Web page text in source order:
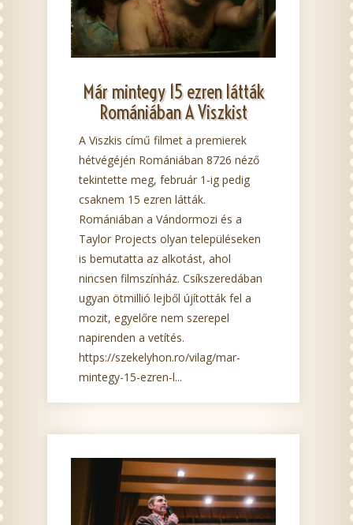
Már mintegy 15 ezren látták
Romániában A Viszkist
A Viszkis című filmet a premierek
hétvégéjén Romániában 8726 néző
tekintette meg, február 1-ig pedig
csaknem 15 ezren látták.
Romániában a Vándormozi és a
Taylor Projects olyan településeken
is bemutatta az alkotást, ahol
nincsen filmszínház. Csíkszeredában
ugyan ötmillió lejből újították fel a
mozit, egyelőre nem szerepel
napirenden a vetítés.
https://szekelyhon.ro/vilag/mar-
mintegy-15-ezren-l...